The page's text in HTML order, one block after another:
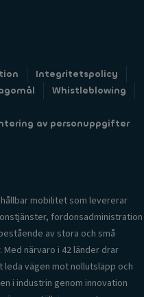
Integritetspolicy
Whistleblowing
av personuppgifter
mobilitet som levererar
fordonsadministration
av stora och små
närvaro i 42 länder drar
vägen mot nollutsläpp och
i industrin genom innovation